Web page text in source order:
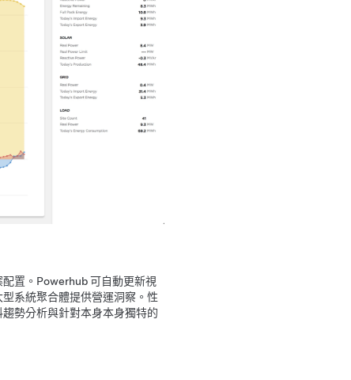
置。Powerhub 可自動更新視
系統聚合體提供營運洞察。性
勢分析與針對本身本身獨特的